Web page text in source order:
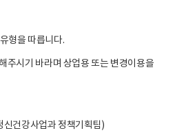
형을 따릅니다.
주시기 바라며 상업용 또는 변경이용을
건강사업과 정책기획팀)